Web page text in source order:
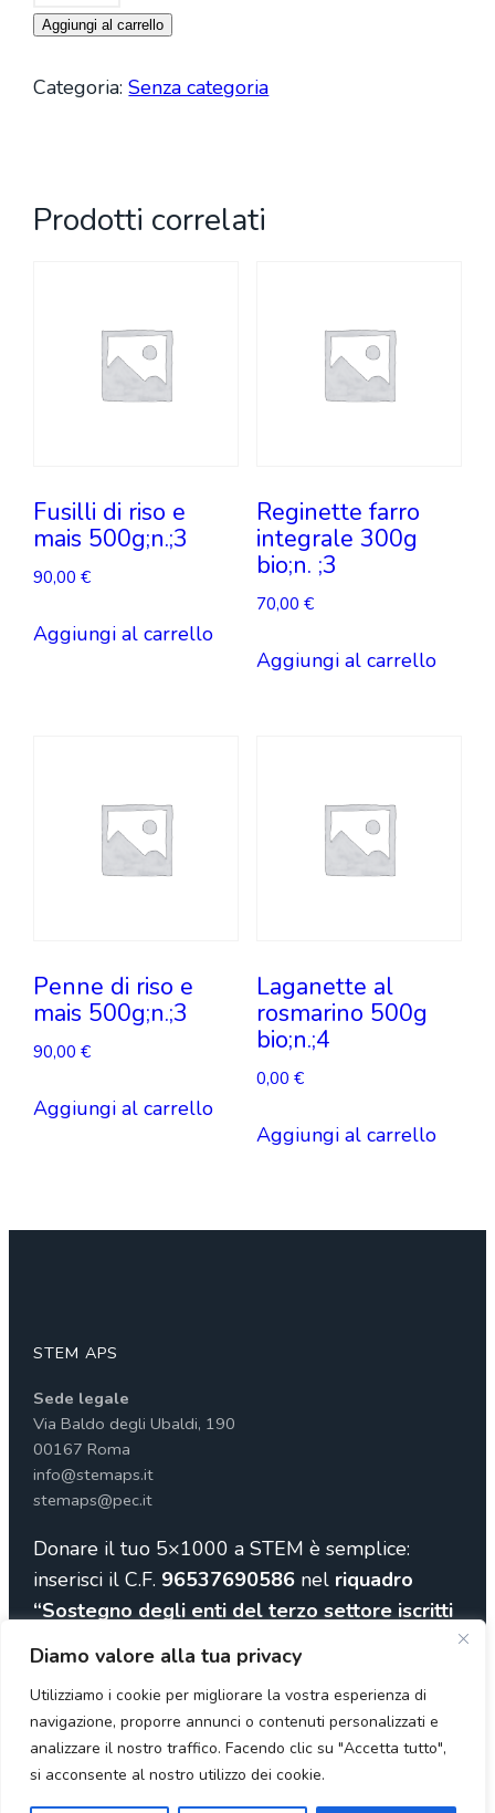
Diamo valore alla tua privacy
Utilizziamo i cookie per migliorare la vostra esperienza di
navigazione, proporre annunci o contenuti personalizzati e
analizzare il nostro traffico. Facendo clic su "Accetta tutto",
si acconsente al nostro utilizzo dei cookie.
farro
;3
Aggiungi al carrello
Categoria:Senza categoria
Prodotti correlati
Fusilli di riso e
mais 500g;n.;3
90,00€
Aggiungi al carrello
Reginette farro
integrale 300g
bio;n. ;3
70,00 €
Aggiungi al carrello
Penne di riso e
mais 500g;n.;3
90,00€
Aggiungi al carrello
Laganette al
rosmarino 500g
bio;n.;4
0,00 €
Aggiungi al carrello
STEM APS
Sede legale
Via Baldo degli Ubaldi, 190
00167 Roma
info@stemaps.it
stemaps@pec.it
Donare il tuo 5×1000 a STEM è semplice:
inserisci il C.F. 96537690586 nel riquadro
“Sostegno degli enti del terzo settore iscritti
al RUNTS”